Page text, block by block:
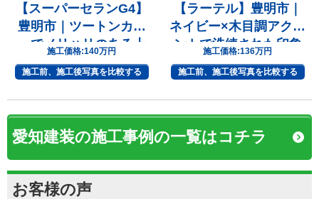
【スーパーセランG4】
豊明市｜ツートンカラ
ーでメリハリのある上
質な住まいへ
施工価格:140万円
施工前、施工後写真を比較する
【ラーテル】豊明市｜
ネイビー×木目調アクセ
ントで洗練された印象
へ
施工価格:136万円
施工前、施工後写真を比較する
愛知建装の施工事例の一覧はコチラ
お客様の声